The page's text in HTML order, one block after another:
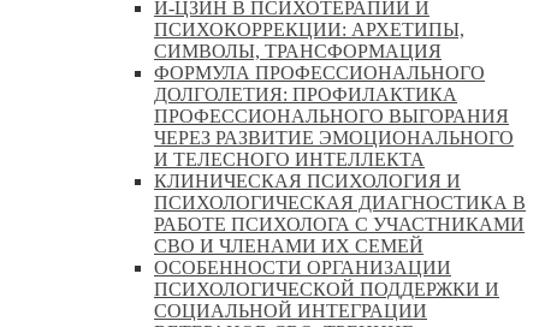
И-ЦЗИН В ПСИХОТЕРАПИИ И
ПСИХОКОРРЕКЦИИ: АРХЕТИПЫ,
СИМВОЛЫ, ТРАНСФОРМАЦИЯ
ФОРМУЛА ПРОФЕССИОНАЛЬНОГО
ДОЛГОЛЕТИЯ: ПРОФИЛАКТИКА
ПРОФЕССИОНАЛЬНОГО ВЫГОРАНИЯ
ЧЕРЕЗ РАЗВИТИЕ ЭМОЦИОНАЛЬНОГО
И ТЕЛЕСНОГО ИНТЕЛЛЕКТА
КЛИНИЧЕСКАЯ ПСИХОЛОГИЯ И
ПСИХОЛОГИЧЕСКАЯ ДИАГНОСТИКА В
РАБОТЕ ПСИХОЛОГА С УЧАСТНИКАМИ
СВО И ЧЛЕНАМИ ИХ СЕМЕЙ
ОСОБЕННОСТИ ОРГАНИЗАЦИИ
ПСИХОЛОГИЧЕСКОЙ ПОДДЕРЖКИ И
СОЦИАЛЬНОЙ ИНТЕГРАЦИИ